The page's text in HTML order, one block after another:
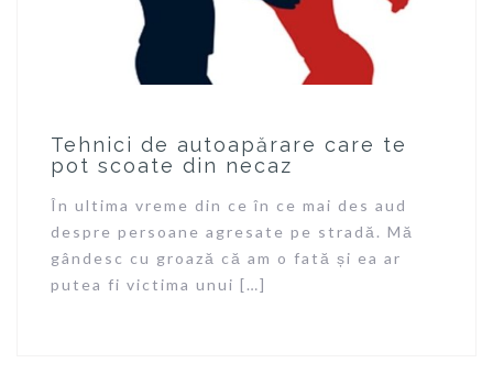
Tehnici de autoapărare care te
pot scoate din necaz
În ultima vreme din ce în ce mai des aud
despre persoane agresate pe stradă. Mă
gândesc cu groază că am o fată și ea ar
putea fi victima unui […]